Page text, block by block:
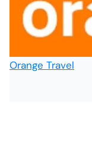
Orange Travel